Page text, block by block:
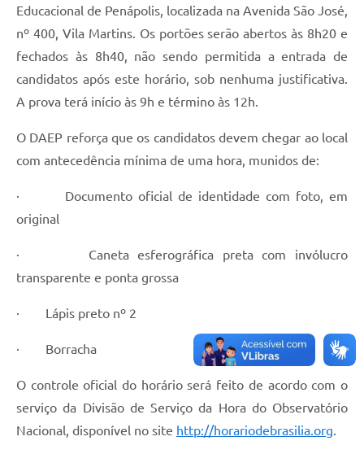
Jornal
Agenda
Educacional de Penápolis, localizada na Avenida São José,
nº 400, Vila Martins. Os portões serão abertos às 8h20 e
fechados às 8h40, não sendo permitida a entrada de
candidatos após este horário, sob nenhuma justificativa.
A prova terá início às 9h e término às 12h.
O DAEP reforça que os candidatos devem chegar ao local
com antecedência mínima de uma hora, munidos de:
· Documento oficial de identidade com foto, em
original
· Caneta esferográfica preta com invólucro
transparente e ponta grossa
· Lápis preto nº 2
· Borracha
O controle oficial do horário será feito de acordo com o
serviço da Divisão de Serviço da Hora do Observatório
Nacional, disponível no site http://horariodebrasilia.org.